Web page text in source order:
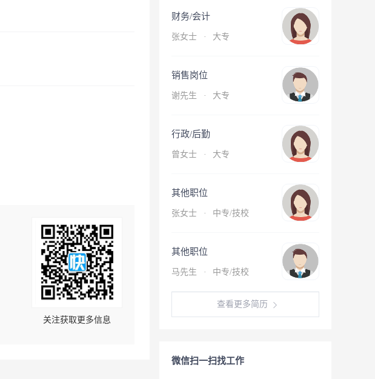
关注获取更多信息
财务/会计
张女士 · 大专
销售岗位
谢先生 · 大专
行政/后勤
曾女士 · 大专
其他职位
张女士 · 中专/技校
其他职位
马先生 · 中专/技校
查看更多简历
微信扫一扫找工作